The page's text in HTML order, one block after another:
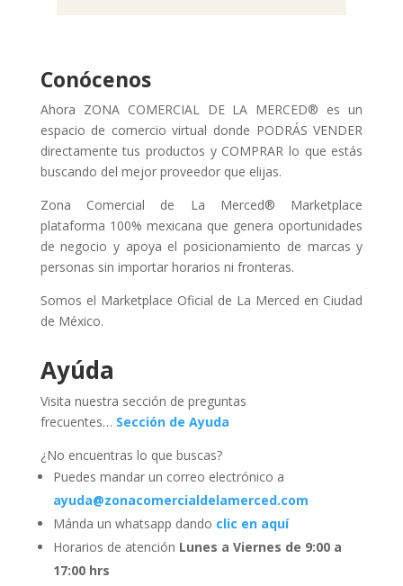
Conócenos
Ahora ZONA COMERCIAL DE LA MERCED® es un
espacio de comercio virtual donde PODRÁS VENDER
directamente tus productos y COMPRAR lo que estás
buscando del mejor proveedor que elijas.
Zona Comercial de La Merced® Marketplace
plataforma 100% mexicana que genera oportunidades
de negocio y apoya el posicionamiento de marcas y
personas sin importar horarios ni fronteras.
Somos el Marketplace Oficial de La Merced en Ciudad
de México.
Ayúda
Visita nuestra sección de preguntas
frecuentes… Sección de Ayuda
¿No encuentras lo que buscas?
Puedes mandar un correo electrónico a
ayuda@zonacomercialdelamerced.com
Mánda un whatsapp dando clic en aquí
Horarios de atención Lunes a Viernes de 9:00 a
17:00 hrs